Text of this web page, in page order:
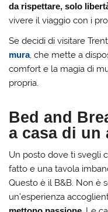
da rispettare, solo
vivere il viaggio con i
Se decidi di visitare
mura, che mette a
comfort e la magia di
propria.
Bed and
a casa di un
Un posto dove ti svegli
fatto e una tavola
Questo è il B&B. Non è
un’esperienza